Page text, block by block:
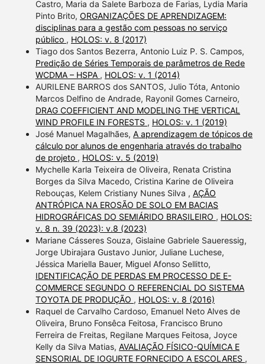
Castro, Maria da Salete Barboza de Farias, Lydia Maria
Pinto Brito, ORGANIZAÇÕES DE APRENDIZAGEM:
disciplinas para a gestão com pessoas no serviço
público , HOLOS: v. 8 (2017)
Tiago dos Santos Bezerra, Antonio Luiz P. S. Campos,
Predição de Séries Temporais de parâmetros de Rede
WCDMA – HSPA , HOLOS: v. 1 (2014)
AURILENE BARROS dos SANTOS, Julio Tóta, Antonio
Marcos Delfino de Andrade, Rayonil Gomes Carneiro,
DRAG COEFFICIENT AND MODELING THE VERTICAL
WIND PROFILE IN FORESTS , HOLOS: v. 1 (2019)
José Manuel Magalhães, A aprendizagem de tópicos de
cálculo por alunos de engenharia através do trabalho
de projeto , HOLOS: v. 5 (2019)
Mychelle Karla Teixeira de Oliveira, Renata Cristina
Borges da Silva Macedo, Cristina Karine de Oliveira
Rebouças, Kelem Cristiany Nunes Silva , AÇÃO
ANTRÓPICA NA EROSÃO DE SOLO EM BACIAS
HIDROGRÁFICAS DO SEMIÁRIDO BRASILEIRO , HOLOS:
v. 8 n. 39 (2023): v.8 (2023)
Mariane Cásseres Souza, Gislaine Gabriele Saueressig,
Jorge Ubirajara Gustavo Junior, Juliane Luchese,
Jéssica Mariella Bauer, Miguel Afonso Sellitto,
IDENTIFICAÇÃO DE PERDAS EM PROCESSO DE E-
COMMERCE SEGUNDO O REFERENCIAL DO SISTEMA
TOYOTA DE PRODUÇÃO , HOLOS: v. 8 (2016)
Raquel de Carvalho Cardoso, Emanuel Neto Alves de
Oliveira, Bruno Fonsêca Feitosa, Francisco Bruno
Ferreira de Freitas, Regilane Marques Feitosa, Joyce
Kelly da Silva Matias, AVALIAÇÃO FÍSICO-QUÍMICA E
SENSORIAL DE IOGURTE FORNECIDO A ESCOLARES ,